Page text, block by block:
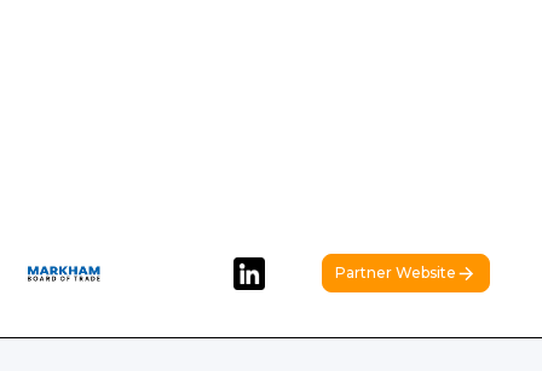
Partner Website